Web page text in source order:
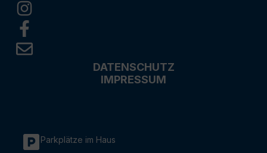
DATENSCHUTZ
IMPRESSUM
Parkplätze im Haus